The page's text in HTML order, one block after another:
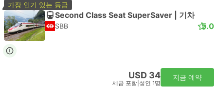
가장 인기 있는 등급
Second Class Seat SuperSaver | 기차
SBB 5.0
USD 34
세금 포함 성인 1명
지금 예약